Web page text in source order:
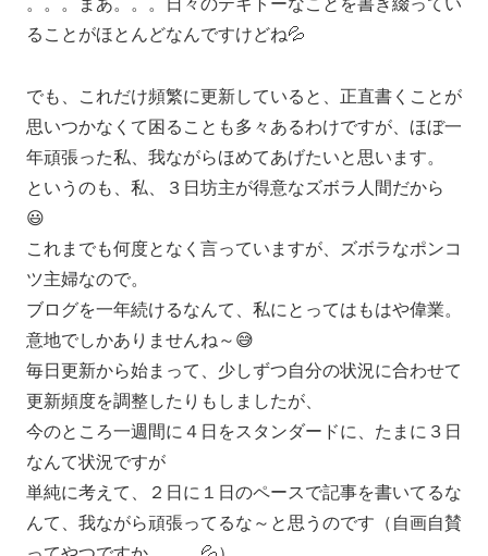
ることがほとんどなんですけどね💦
でも、これだけ頻繁に更新していると、正直書くことが
思いつかなくて困ることも多々あるわけですが、ほぼ一
年頑張った私、我ながらほめてあげたいと思います。
というのも、私、３日坊主が得意なズボラ人間だから
😃
これまでも何度となく言っていますが、ズボラなポンコ
ツ主婦なので。
ブログを一年続けるなんて、私にとってはもはや偉業。
意地でしかありませんね～😅
毎日更新から始まって、少しずつ自分の状況に合わせて
更新頻度を調整したりもしましたが、
今のところ一週間に４日をスタンダードに、たまに３日
なんて状況ですが
単純に考えて、２日に１日のペースで記事を書いてるな
んて、我ながら頑張ってるな～と思うのです（自画自賛